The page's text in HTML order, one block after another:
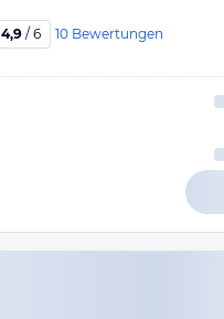
4,9 / 6 10 Bewertungen